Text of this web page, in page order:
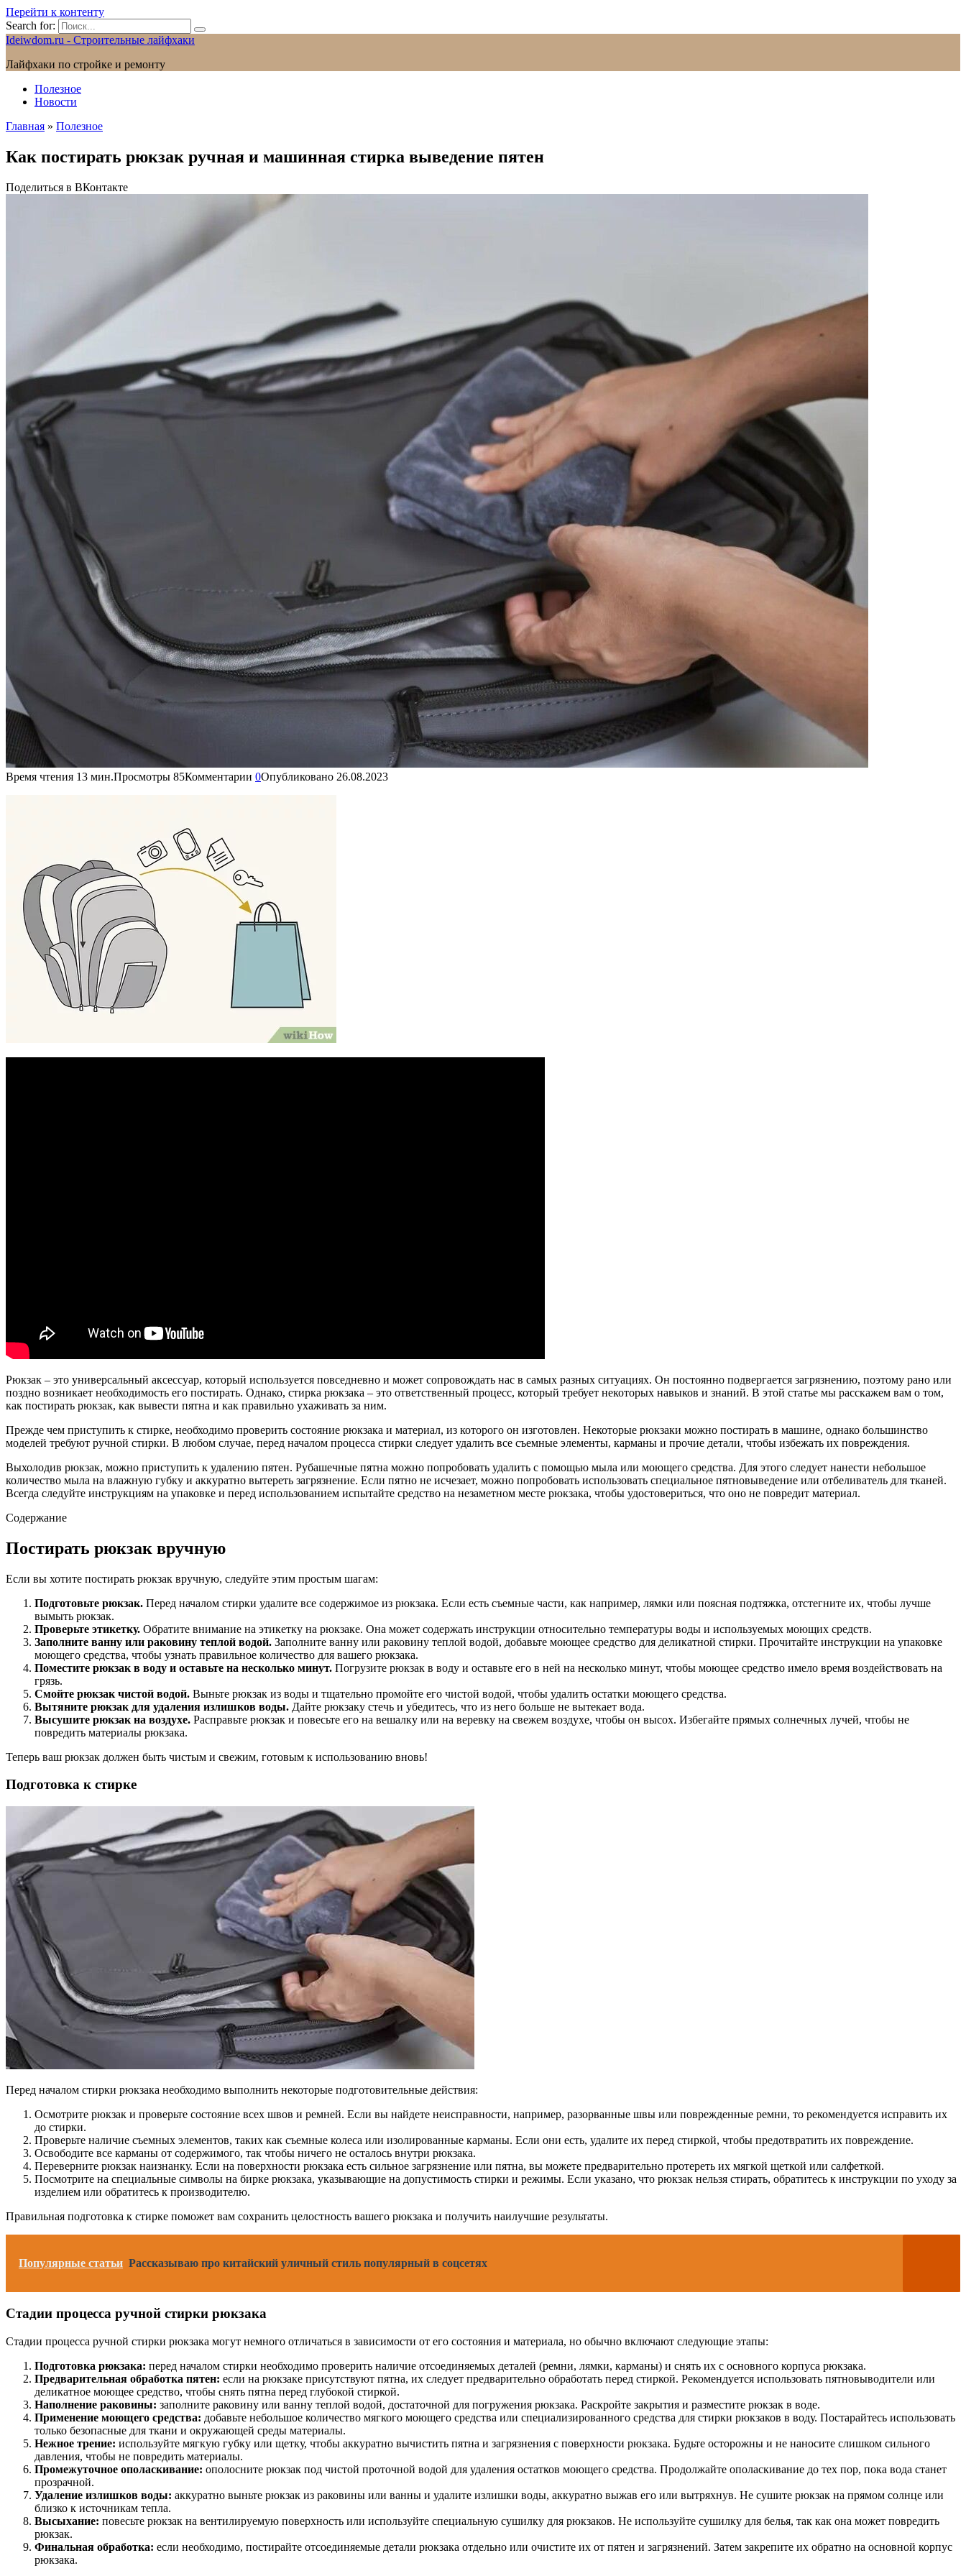
Перейти к контенту
Search for:
Ideiwdom.ru - Строительные лайфхаки
Лайфхаки по стройке и ремонту
Полезное
Новости
Главная » Полезное
Как постирать рюкзак ручная и машинная стирка выведение пятен
Поделиться в ВКонтакте
Время чтения 13 мин.Просмотры 85Комментарии 0Опубликовано 26.08.2023
Рюкзак – это универсальный аксессуар, который используется повседневно и может сопровождать нас в самых разных ситуациях. Он постоянно подвергается загрязнению, поэтому рано или
поздно возникает необходимость его постирать. Однако, стирка рюкзака – это ответственный процесс, который требует некоторых навыков и знаний. В этой статье мы расскажем вам о том,
как постирать рюкзак, как вывести пятна и как правильно ухаживать за ним.
Прежде чем приступить к стирке, необходимо проверить состояние рюкзака и материал, из которого он изготовлен. Некоторые рюкзаки можно постирать в машине, однако большинство
моделей требуют ручной стирки. В любом случае, перед началом процесса стирки следует удалить все съемные элементы, карманы и прочие детали, чтобы избежать их повреждения.
Выхолодив рюкзак, можно приступить к удалению пятен. Рубашечные пятна можно попробовать удалить с помощью мыла или моющего средства. Для этого следует нанести небольшое
количество мыла на влажную губку и аккуратно вытереть загрязнение. Если пятно не исчезает, можно попробовать использовать специальное пятновыведение или отбеливатель для тканей.
Всегда следуйте инструкциям на упаковке и перед использованием испытайте средство на незаметном месте рюкзака, чтобы удостовериться, что оно не повредит материал.
Содержание
Постирать рюкзак вручную
Если вы хотите постирать рюкзак вручную, следуйте этим простым шагам:
Подготовьте рюкзак. Перед началом стирки удалите все содержимое из рюкзака. Если есть съемные части, как например, лямки или поясная подтяжка, отстегните их, чтобы лучше
вымыть рюкзак.
Проверьте этикетку. Обратите внимание на этикетку на рюкзаке. Она может содержать инструкции относительно температуры воды и используемых моющих средств.
Заполните ванну или раковину теплой водой. Заполните ванну или раковину теплой водой, добавьте моющее средство для деликатной стирки. Прочитайте инструкции на упаковке
моющего средства, чтобы узнать правильное количество для вашего рюкзака.
Поместите рюкзак в воду и оставьте на несколько минут. Погрузите рюкзак в воду и оставьте его в ней на несколько минут, чтобы моющее средство имело время воздействовать на
грязь.
Смойте рюкзак чистой водой. Выньте рюкзак из воды и тщательно промойте его чистой водой, чтобы удалить остатки моющего средства.
Вытяните рюкзак для удаления излишков воды. Дайте рюкзаку стечь и убедитесь, что из него больше не вытекает вода.
Высушите рюкзак на воздухе. Расправьте рюкзак и повесьте его на вешалку или на веревку на свежем воздухе, чтобы он высох. Избегайте прямых солнечных лучей, чтобы не
повредить материалы рюкзака.
Теперь ваш рюкзак должен быть чистым и свежим, готовым к использованию вновь!
Подготовка к стирке
Перед началом стирки рюкзака необходимо выполнить некоторые подготовительные действия:
Осмотрите рюкзак и проверьте состояние всех швов и ремней. Если вы найдете неисправности, например, разорванные швы или поврежденные ремни, то рекомендуется исправить их
до стирки.
Проверьте наличие съемных элементов, таких как съемные колеса или изолированные карманы. Если они есть, удалите их перед стиркой, чтобы предотвратить их повреждение.
Освободите все карманы от содержимого, так чтобы ничего не осталось внутри рюкзака.
Переверните рюкзак наизнанку. Если на поверхности рюкзака есть сильное загрязнение или пятна, вы можете предварительно протереть их мягкой щеткой или салфеткой.
Посмотрите на специальные символы на бирке рюкзака, указывающие на допустимость стирки и режимы. Если указано, что рюкзак нельзя стирать, обратитесь к инструкции по уходу за
изделием или обратитесь к производителю.
Правильная подготовка к стирке поможет вам сохранить целостность вашего рюкзака и получить наилучшие результаты.
Популярные статьи Рассказываю про китайский уличный стиль популярный в соцсетях
Стадии процесса ручной стирки рюкзака
Стадии процесса ручной стирки рюкзака могут немного отличаться в зависимости от его состояния и материала, но обычно включают следующие этапы:
Подготовка рюкзака: перед началом стирки необходимо проверить наличие отсоединяемых деталей (ремни, лямки, карманы) и снять их с основного корпуса рюкзака.
Предварительная обработка пятен: если на рюкзаке присутствуют пятна, их следует предварительно обработать перед стиркой. Рекомендуется использовать пятновыводители или
деликатное моющее средство, чтобы снять пятна перед глубокой стиркой.
Наполнение раковины: заполните раковину или ванну теплой водой, достаточной для погружения рюкзака. Раскройте закрытия и разместите рюкзак в воде.
Применение моющего средства: добавьте небольшое количество мягкого моющего средства или специализированного средства для стирки рюкзаков в воду. Постарайтесь использовать
только безопасные для ткани и окружающей среды материалы.
Нежное трение: используйте мягкую губку или щетку, чтобы аккуратно вычистить пятна и загрязнения с поверхности рюкзака. Будьте осторожны и не наносите слишком сильного
давления, чтобы не повредить материалы.
Промежуточное ополаскивание: ополосните рюкзак под чистой проточной водой для удаления остатков моющего средства. Продолжайте ополаскивание до тех пор, пока вода станет
прозрачной.
Удаление излишков воды: аккуратно выньте рюкзак из раковины или ванны и удалите излишки воды, аккуратно выжав его или вытряхнув. Не сушите рюкзак на прямом солнце или
близко к источникам тепла.
Высыхание: повесьте рюкзак на вентилируемую поверхность или используйте специальную сушилку для рюкзаков. Не используйте сушилку для белья, так как она может повредить
рюкзак.
Финальная обработка: если необходимо, постирайте отсоединяемые детали рюкзака отдельно или очистите их от пятен и загрязнений. Затем закрепите их обратно на основной корпус
рюкзака.